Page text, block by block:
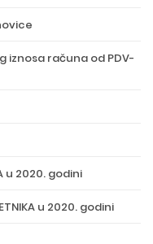
iznosa računa od PDV-
u 2020. godini
u 2020. godini